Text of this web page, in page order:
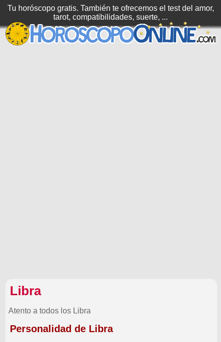
Tu horóscopo gratis. También te ofrecemos el test del amor,
tarot, compatibilidades, suerte, ...
Libra
Atento a todos los Libra
Personalidad de Libra